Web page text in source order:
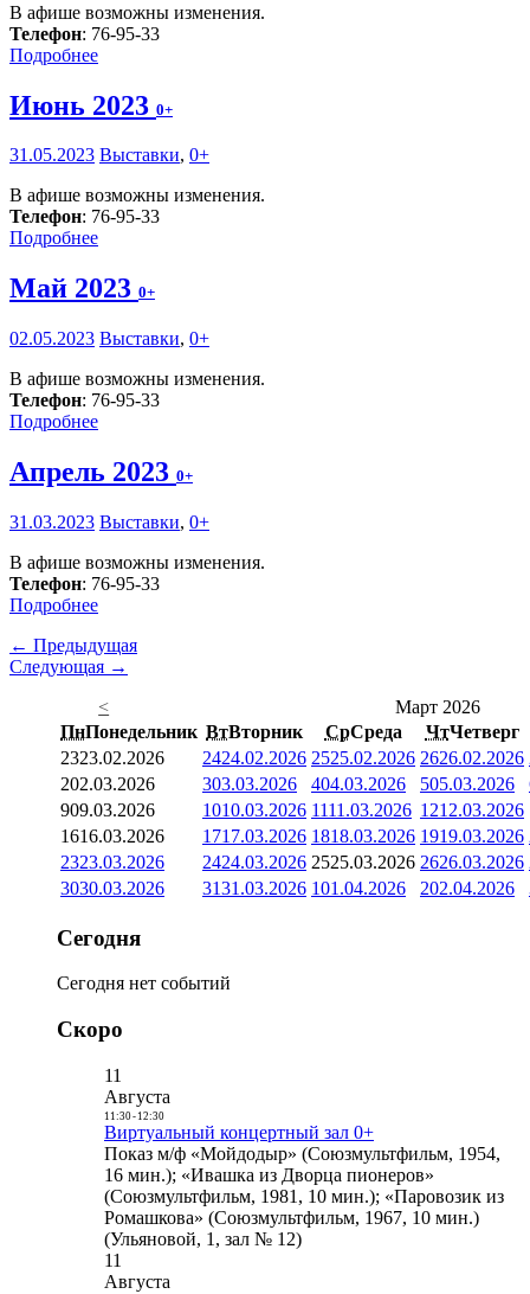
В афише возможны изменения.
Телефон: 76-95-33
Подробнее
Июнь 2023 0+
31.05.2023 Выставки, 0+
В афише возможны изменения.
Телефон: 76-95-33
Подробнее
Май 2023 0+
02.05.2023 Выставки, 0+
В афише возможны изменения.
Телефон: 76-95-33
Подробнее
Апрель 2023 0+
31.03.2023 Выставки, 0+
В афише возможны изменения.
Телефон: 76-95-33
Подробнее
← Предыдущая
Следующая →
<
Март 2026
ПнПонедельник ВтВторник СрСреда ЧтЧетверг
2323.02.2026 2424.02.2026 2525.02.2026 2626.02.2026
202.03.2026 303.03.2026 404.03.2026 505.03.2026
909.03.2026 1010.03.2026 1111.03.2026 1212.03.2026
1616.03.2026 1717.03.2026 1818.03.2026 1919.03.2026
2323.03.2026 2424.03.2026 2525.03.2026 2626.03.2026
3030.03.2026 3131.03.2026 101.04.2026 202.04.2026
Сегодня
Сегодня нет событий
Скоро
11
Августа
11:30- 12:30
Виртуальный концертный зал 0+
Показ м/ф «Мойдодыр» (Союзмультфильм, 1954,
16 мин.); «Ивашка из Дворца пионеров»
(Союзмультфильм, 1981, 10 мин.); «Паровозик из
Ромашкова» (Союзмультфильм, 1967, 10 мин.)
(Ульяновой, 1, зал № 12)
11
Августа